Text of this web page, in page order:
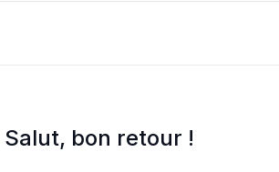
Salut, bon retour !